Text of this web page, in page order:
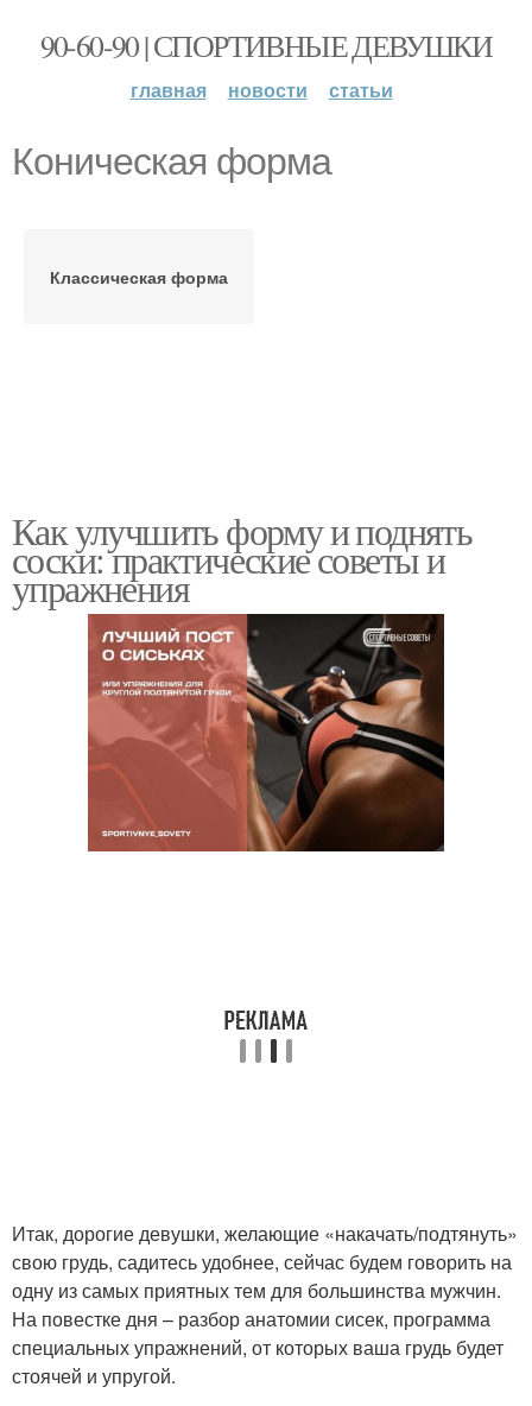
90-60-90 | СПОРТИВНЫЕ ДЕВУШКИ
главная новости статьи
Коническая форма
Классическая форма
Как улучшить форму и поднять
соски: практические советы и
упражнения
Итак, дорогие девушки, желающие «накачать/подтянуть»
свою грудь, садитесь удобнее, сейчас будем говорить на
одну из самых приятных тем для большинства мужчин.
На повестке дня – разбор анатомии сисек, программа
специальных упражнений, от которых ваша грудь будет
стоячей и упругой.